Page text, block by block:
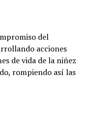
del
acciones
de vida de la niñez
rompiendo así las